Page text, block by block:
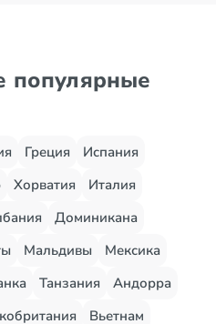
популярные
Греция
Испания
Хорватия
Италия
Доминикана
Мальдивы
Мексика
Танзания
Андорра
Вьетнам